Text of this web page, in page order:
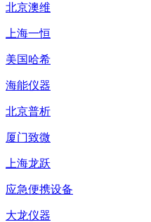
北京澳维
上海一恒
美国哈希
海能仪器
北京普析
厦门致微
上海龙跃
应急便携设备
大龙仪器